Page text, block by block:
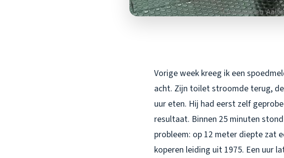
Vorige week kreeg ik een
acht. Zijn toilet stroomde terug,
uur eten. Hij had eerst zelf
resultaat. Binnen 25 minuten
probleem: op 12 meter diepte zat
koperen leiding uit 1975. Een uur